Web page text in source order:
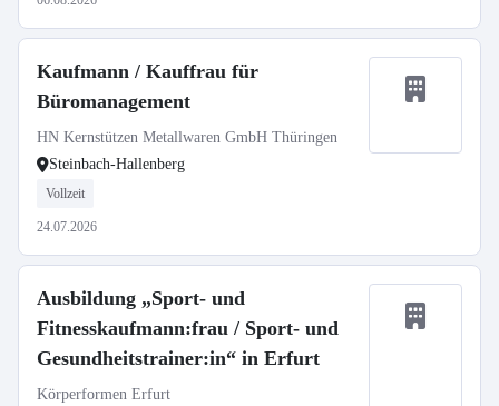
Kaufmann / Kauffrau für
Büromanagement
HN Kernstützen Metallwaren GmbH Thüringen
Steinbach-Hallenberg
Vollzeit
24.07.2026
Ausbildung „Sport- und
Fitnesskaufmann:frau / Sport- und
Gesundheitstrainer:in“ in Erfurt
Körperformen Erfurt